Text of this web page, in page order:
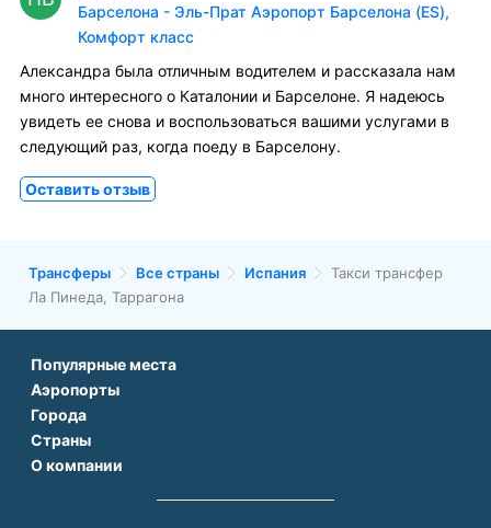
Барселона - Эль-Прат Аэропорт Барселона (ES),
Комфорт класс
Александра была отличным водителем и рассказала нам
много интересного о Каталонии и Барселоне. Я надеюсь
увидеть ее снова и воспользоваться вашими услугами в
следующий раз, когда поеду в Барселону.
Оставить отзыв
Трансферы Все страны Испания
Такси трансфер
Ла Пинеда, Таррагона
Популярные места
Аэропорт Подгорицы
Аэропорт Белграда
Аэропорт Дубая
Аэропорты
Аэропорт Антальи
Аэропорт Тбилиси
Города
Трансфер в Париже
Трансфер в Дубае
Трансфер в Риме
Страны
Трансфер во Франции
Трансфер в Турции
О компании